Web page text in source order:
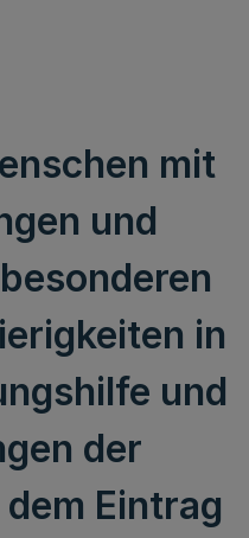
mit
und
in
und
der
Eintrag